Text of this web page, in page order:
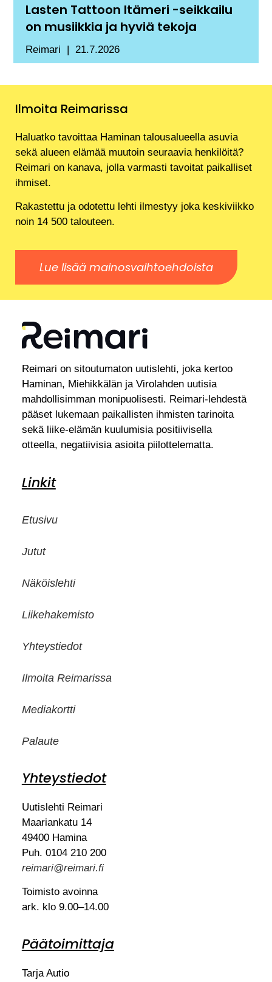
Lasten Tattoon Itämeri -seikkailu
on musiikkia ja hyviä tekoja
Reimari 21.7.2026
Ilmoita Reimarissa
Haluatko tavoittaa Haminan talousalueella asuvia
sekä alueen elämää muutoin seuraavia henkilöitä?
Reimari on kanava, jolla varmasti tavoitat paikalliset
ihmiset.
Rakastettu ja odotettu lehti ilmestyy joka keskiviikko
noin 14 500 talouteen.
Lue lisää mainosvaihtoehdoista
Reimari on sitoutumaton uutislehti, joka kertoo
Haminan, Miehikkälän ja Virolahden uutisia
mahdollisimman monipuolisesti. Reimari-lehdestä
pääset lukemaan paikallisten ihmisten tarinoita
sekä liike-elämän kuulumisia positiivisella
otteella, negatiivisia asioita piilottelematta.
Linkit
Etusivu
Jutut
Näköislehti
Liikehakemisto
Yhteystiedot
Ilmoita Reimarissa
Mediakortti
Palaute
Yhteystiedot
Uutislehti Reimari
Maariankatu 14
49400 Hamina
Puh. 0104 210 200
reimari@reimari.fi
Toimisto avoinna
ark. klo 9.00–14.00
Päätoimittaja
Tarja Autio